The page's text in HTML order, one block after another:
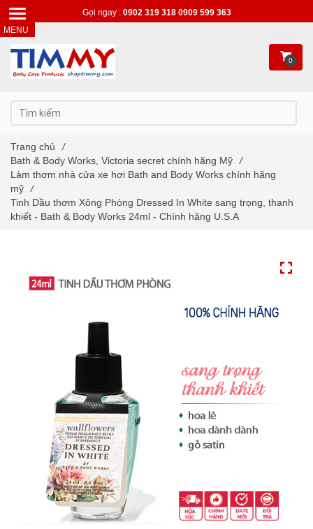
Trang chủ
/
Bath & Body Works, Victoria secret chính hãng Mỹ
/
Làm thơm nhà cửa xe hơi Bath and Body Works chính hãng
mỹ
/
Tinh Dầu thơm Xông Phòng Dressed In White sang trọng, thanh
khiết - Bath & Body Works 24ml - Chính hãng U.S.A
Gọi ngay : 0902 319 318 0909 599 363
0